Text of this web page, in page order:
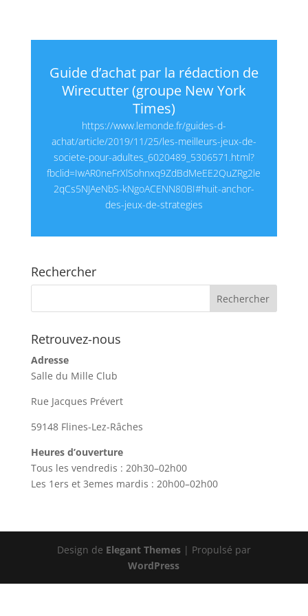
Guide d’achat par la rédaction de
Wirecutter (groupe New York
Times)
https://www.lemonde.fr/guides-d-
achat/article/2019/11/25/les-meilleurs-jeux-de-
societe-pour-adultes_6020489_5306571.html?
fbclid=IwAR0neFrXlSohnxq9ZdBdMeEE2QuZRg2le
2qCs5NJAeNbS-kNgoACENN80BI#huit-anchor-
des-jeux-de-strategies
Rechercher
Retrouvez-nous
Adresse
Salle du Mille Club
Rue Jacques Prévert
59148 Flines-Lez-Râches
Heures d’ouverture
Tous les vendredis : 20h30–02h00
Les 1ers et 3emes mardis : 20h00–02h00
Design de Elegant Themes| Propulsé par
WordPress